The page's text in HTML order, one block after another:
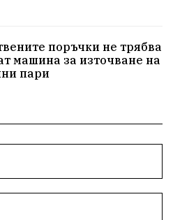
болница среща
подкрепа
поръчки не трябва
машина за източване на
пари